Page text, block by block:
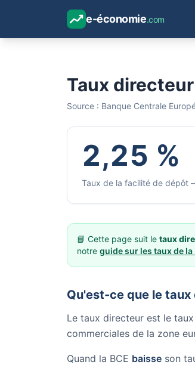
e-économie.com
Taux
Source : Banque Centrale
2,25 %
Taux de la facilité de dépôt
📘 Cette page suit le taux
notre guide sur les taux de la
Qu'est-ce que le taux
Le taux directeur est le
commerciales de la zone
Quand la BCE baisse son